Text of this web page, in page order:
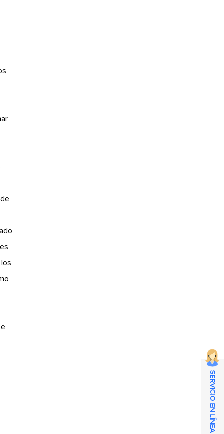
SERVICIO EN LÍNEA